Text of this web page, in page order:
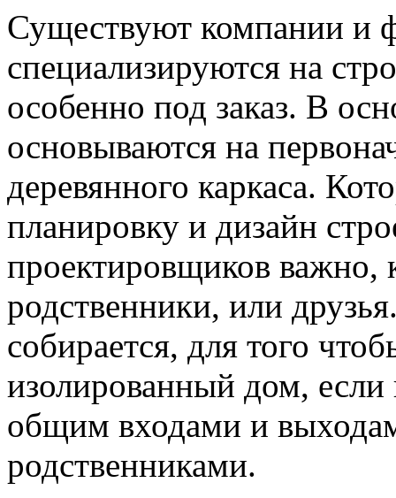
Существуют компании и
специализируются на
особенно под заказ. В
основываются на
деревянного каркаса.
планировку и дизайн
проектировщиков важно,
родственники, или
собирается, для того
изолированный дом,
общим входами и
родственниками.